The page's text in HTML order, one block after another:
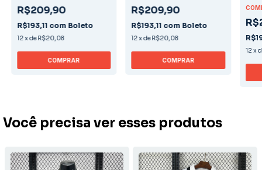
R$209,90
R$193,11 com Boleto
12xdeR$20,08
COMPRAR
R$209,90
R$193,11 com Boleto
12xdeR$20,08
COMPRAR
12 x
Você precisa ver esses produtos